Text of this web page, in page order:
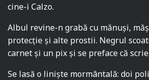
cine-i Calzo.
Albul revine-n grabă cu mănuși,
protecție și alte prostii. Negrul
carnet și un pix și se preface că scrie
Se lasă o liniște mormântală: doi